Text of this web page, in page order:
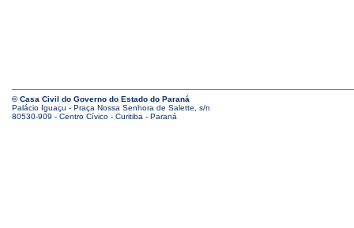
© Casa Civil do Governo do Estado do Paraná
Palácio Iguaçu - Praça Nossa Senhora de Salette, s/n
80530-909 - Centro Cívico - Curitiba - Paraná